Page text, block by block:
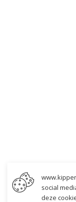
social
deze